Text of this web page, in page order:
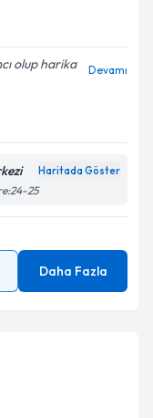
olup harika
Devamı
Haritada Göster
25
Daha Fazla